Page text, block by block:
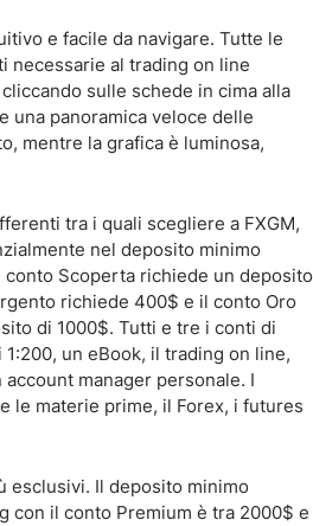
e facile da navigare. Tutte le
necessarie al trading on line
sulle schede in cima alla
una panoramica veloce delle
mentre la grafica è luminosa,
tra i quali scegliere a FXGM,
nel deposito minimo
Scoperta richiede un deposito
richiede 400$ e il conto Oro
di 1000$. Tutti e tre i conti di
un eBook, il trading on line,
manager personale. I
le materie prime, il Forex, i futures
esclusivi. Il deposito minimo
con il conto Premium è tra 2000$ e